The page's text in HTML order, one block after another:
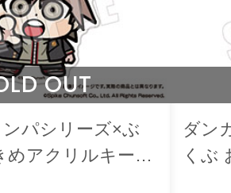
OUT
パシリーズ×ぶ
めアクリルキーホ
ダン
くぶ